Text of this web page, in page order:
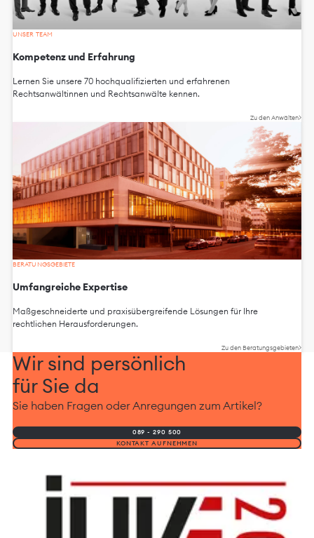
UNSER TEAM
Kompetenz und Erfahrung
Lernen Sie unsere 70 hochqualifizierten und erfahrenen
Rechtsanwältinnen und Rechtsanwälte kennen.
Zu den Anwälten
BERATUNGSGEBIETE
Umfangreiche Expertise
Maßgeschneiderte und praxisübergreifende Lösungen für Ihre
rechtlichen Herausforderungen.
Zu den Beratungsgebieten
Wir sind persönlich
für Sie da
Sie haben Fragen oder Anregungen zum Artikel?
089 - 290 500
KONTAKT AUFNEHMEN